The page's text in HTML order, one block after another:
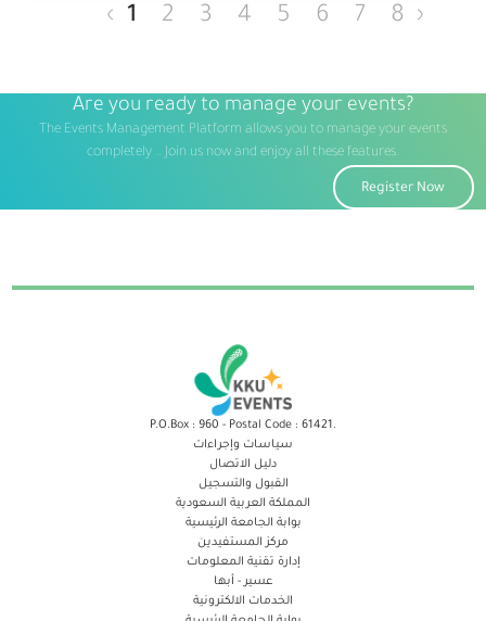
‹ 1 2 3 4 5 6 7 8 ›
Are you ready to manage your events?
The Events Management Platform allows you to manage your events
completely .. Join us now and enjoy all these features.
Register Now
P.O.Box : 960 - Postal Code : 61421.
سياسات وإجراءات
دليل الاتصال
القبول والتسجيل
المملكة العربية السعودية
بوابة الجامعة الرئيسية
مركز المستفيدين
إدارة تقنية المعلومات
عسير - أبها
الخدمات الالكترونية